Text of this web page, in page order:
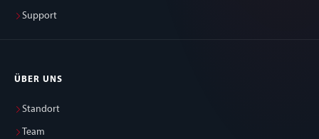
Support
ÜBER UNS
Standort
Team